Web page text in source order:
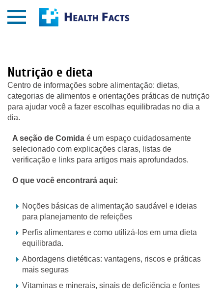
Nutrição e dieta
Centro de informações sobre alimentação: dietas,
categorias de alimentos e orientações práticas de nutrição
para ajudar você a fazer escolhas equilibradas no dia a
dia.
A seção de Comida é um espaço cuidadosamente
selecionado com explicações claras, listas de
verificação e links para artigos mais aprofundados.
O que você encontrará aqui:
Noções básicas de alimentação saudável e ideias
para planejamento de refeições
Perfis alimentares e como utilizá-los em uma dieta
equilibrada.
Abordagens dietéticas: vantagens, riscos e práticas
mais seguras
Vitaminas e minerais, sinais de deficiência e fontes